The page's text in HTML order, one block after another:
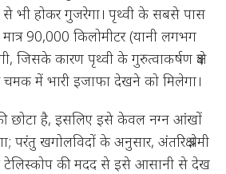
भी होकर गुजरेगा। पृथ्वी के सबसे पास
90,000 किलोमीटर (यानी लगभग
जिसके कारण पृथ्वी के गुरुत्वाकर्षण क्षेत्र
में भारी इजाफा देखने को मिलेगा।
छोटा है, इसलिए इसे केवल नग्न आंखों
खगोलविदों के अनुसार, अंतरिक्ष प्रेमी
की मदद से इसे आसानी से देख